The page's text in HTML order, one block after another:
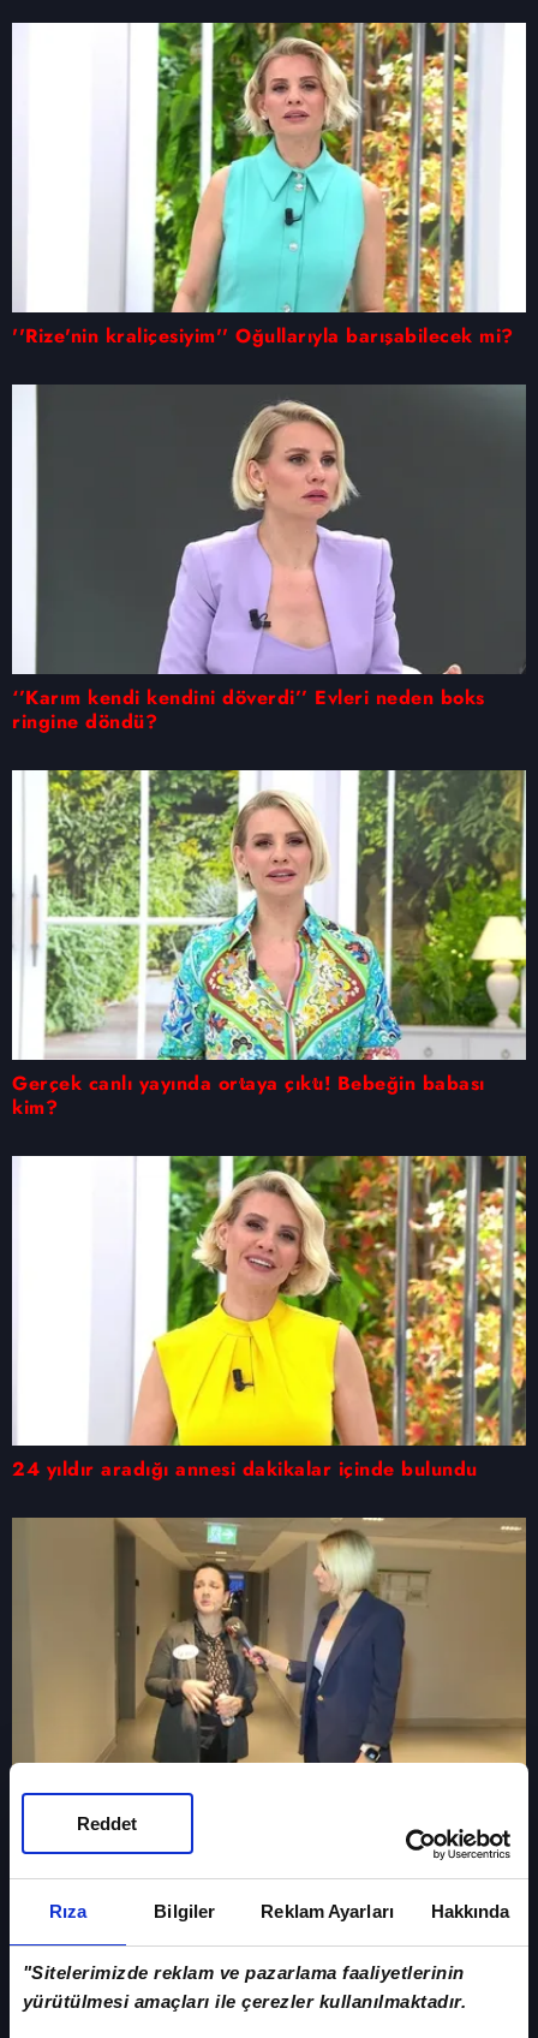
Rıza Bilgiler Reklam Ayarları Hakkında
"Sitelerimizde reklam ve pazarlama faaliyetlerinin
yürütülmesi amaçları ile çerezler kullanılmaktadır.
Reddet
''Rize'nin kraliçesiyim'' Oğullarıyla barışabilecek mi?
‘’Karım kendi kendini döverdi’’ Evleri neden boks
ringine döndü?
Gerçek canlı yayında ortaya çıktı! Bebeğin babası
kim?
24 yıldır aradığı annesi dakikalar içinde bulundu
Öğretmen Seda'nın hikayesi...